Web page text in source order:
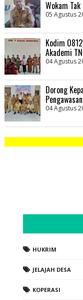
Wokam
05 Agustus
Kodim
Akademi
04 Agustus
Dorong
04 Agustus
HUKRIM
JELAJAH DESA
KOPERASI